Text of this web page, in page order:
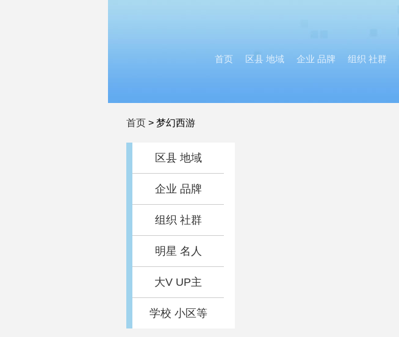
首页 区县 地域 企业 品牌 组织 社群
首页 > 梦幻西游
区县 地域
企业 品牌
组织 社群
明星 名人
大V UP主
学校 小区等